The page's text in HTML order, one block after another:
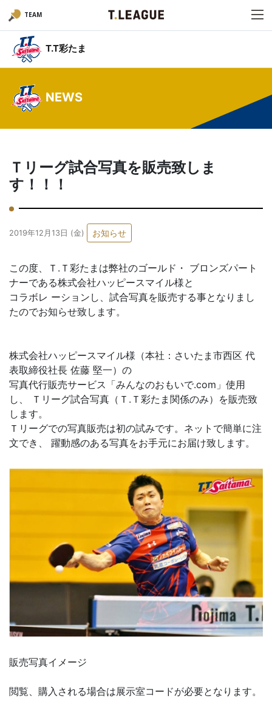
TEAM
T.T彩たま
NEWS
Ｔリーグ試合写真を販売致しま
す！！！
2019年12月13日 (金) お知らせ
この度、Ｔ.Ｔ彩たまは弊社のゴールド・ ブロンズパート
ナーである株式会社ハッピースマイル様と
コラボレ ーションし、試合写真を販売する事となりまし
たのでお知らせ致します。
株式会社ハッピースマイル様（本社：さいたま市西区 代
表取締役社長 佐藤 堅一）の
写真代行販売サービス「みんなのおもいで.com」使用
し、 Ｔリーグ試合写真（Ｔ.Ｔ彩たま関係のみ）を販売致
します。
Ｔリーグでの写真販売は初の試みです。ネットで簡単に注
文でき、 躍動感のある写真をお手元にお届け致します。
販売写真イメージ
閲覧、購入される場合は展示室コードが必要となります。